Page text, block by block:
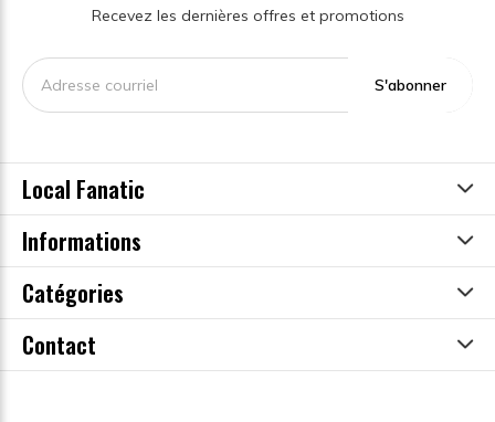
Recevez les dernières offres et promotions
S'abonner
Local Fanatic
Informations
Catégories
Contact